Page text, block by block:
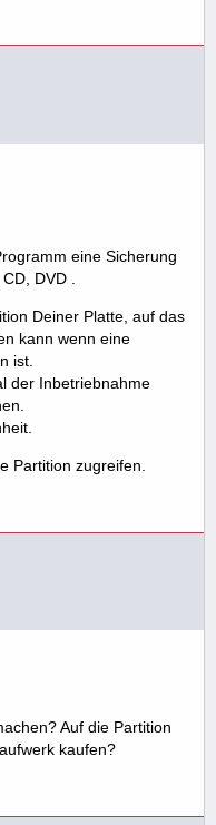
eine Sicherung
DVD .
Deiner Platte, auf das
kann wenn eine
ist.
der Inbetriebnahme
Partition zugreifen.
Auf die Partition
kaufen?